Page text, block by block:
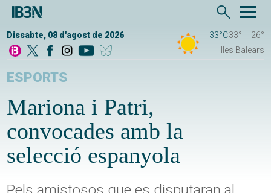
Dissabte, 08 d'agost de 2026 33°C33°
26°
Illes Balears
ESPORTS
Mariona i Patri,
convocades amb la
selecció espanyola